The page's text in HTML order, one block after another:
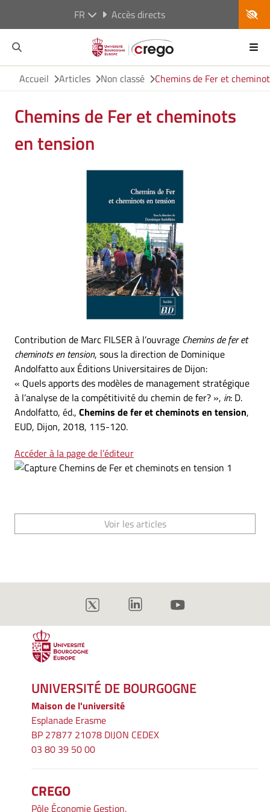
FR Accès directs
Accueil Articles Non classé Chemins de Fer et
Chemins de Fer et cheminots
en tension
Contribution de Marc FILSER à l’ouvrage Chemins de fer et
cheminots en tension, sous la direction de Dominique
Andolfatto aux Éditions Universitaires de Dijon:
« Quels apports des modèles de management stratégique
à l’analyse de la compétitivité du chemin de fer? », in: D.
Andolfatto, éd., Chemins de fer et cheminots en tension,
EUD, Dijon, 2018, 115-120.
Accéder à la page de l’éditeur
Voir les articles
UNIVERSITÉ DE BOURGOGNE
Maison de l'université
Esplanade Erasme
BP 27877 21078 DIJON CEDEX
03 80 39 50 00
CREGO
Pôle Économie Gestion,